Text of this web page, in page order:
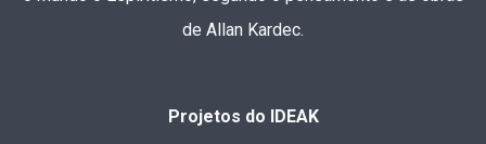
de Allan Kardec.
Projetos do IDEAK